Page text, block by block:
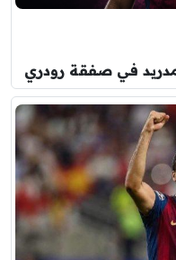
في صفقة رودري